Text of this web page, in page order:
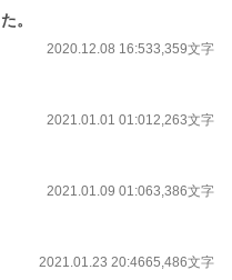
。
2020.12.08 16:533,359文字
2021.01.01 01:012,263文字
2021.01.09 01:063,386文字
2021.01.23 20:4665,486文字